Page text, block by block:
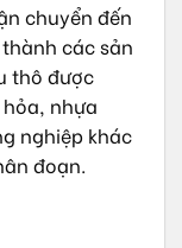
chuyển đến
các sản
thô được
nhựa
nghiệp khác
đoạn.